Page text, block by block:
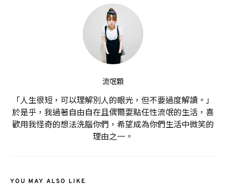
流氓顆
「人生很短，可以理解別人的眼光，但不要過度解讀。」
於是乎，我過著自由自在且偶爾耍點任性流氓的生活，喜
歡用我怪奇的想法洗腦你們，希望成為你們生活中微笑的
理由之一。
YOU MAY ALSO LIKE